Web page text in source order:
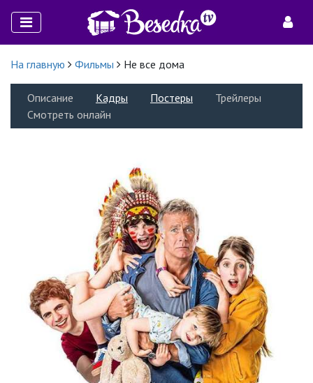
На главную Фильмы Не все дома
Описание Кадры Постеры
Трейлеры
Смотреть онлайн